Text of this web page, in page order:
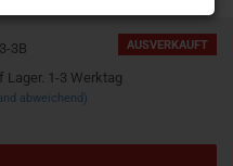
AUSVERKAUFT
3B
Lager. 1-3 Werktag
abweichend)